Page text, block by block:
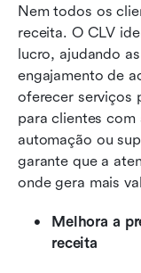
Nem todos os
receita. O CLV
lucro, ajudando
engajamento de
oferecer serviços
para clientes com
automação ou
garante que a
onde gera mais
Melhora a
receita